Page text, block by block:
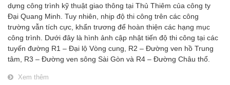
dựng công trình kỹ thuật giao thông tại Thủ Thiêm của công ty
Đại Quang Minh. Tuy nhiên, nhịp độ thi công trên các công
trường vẫn tích cực, khẩn trương để hoàn thiện các hạng mục
công trình. Dưới đây là hình ảnh cập nhật tiến độ thi công tại các
tuyến đường R1 – Đại lộ Vòng cung, R2 – Đường ven hồ Trung
tâm, R3 – Đường ven sông Sài Gòn và R4 – Đường Châu thổ.
Xem thêm